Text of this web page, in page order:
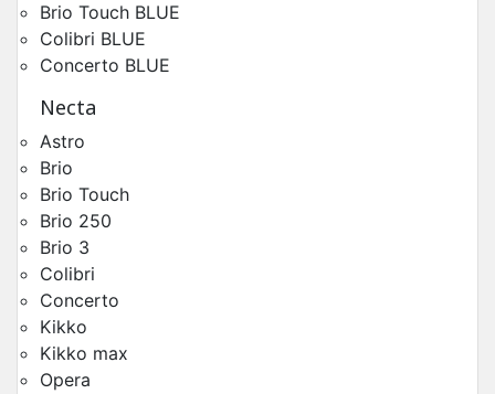
Brio Touch BLUE
Colibri BLUE
Concerto BLUE
Necta
Astro
Brio
Brio Touch
Brio 250
Brio 3
Colibri
Concerto
Kikko
Kikko max
Opera